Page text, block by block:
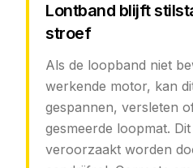
Lontband blijft
stroef
Als de loopband niet
werkende motor, kan
gespannen, versleten
gesmeerde loopmat.
veroorzaakt worden